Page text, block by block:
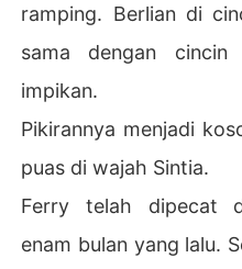
ramping. Berlian di
sama dengan
impikan.
Pikirannya menjadi
puas di wajah Sintia.
Ferry telah dipecat
enam bulan yang lalu.